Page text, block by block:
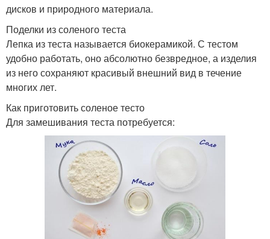
дисков и природного материала.
Поделки из соленого теста
Лепка из теста называется биокерамикой. С тестом
удобно работать, оно абсолютно безвредное, а изделия
из него сохраняют красивый внешний вид в течение
многих лет.
Как приготовить соленое тесто
Для замешивания теста потребуется: